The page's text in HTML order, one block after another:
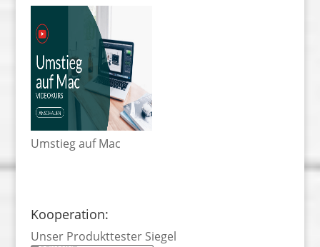
Umstieg auf Mac
Kooperation:
Unser Produkttester Siegel